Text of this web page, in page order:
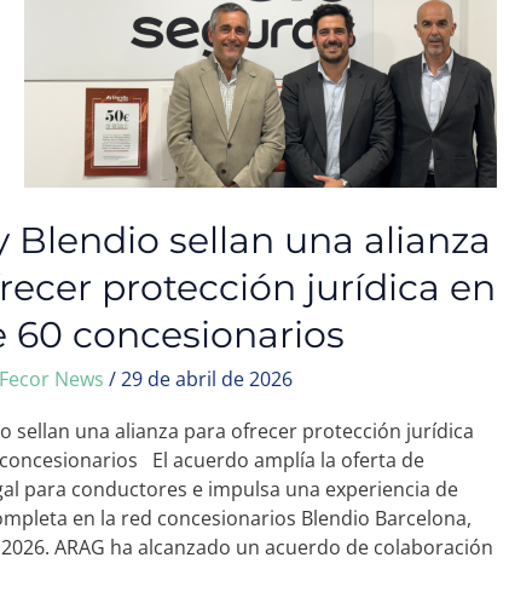
Blendio sellan una alianza
protección jurídica en
60 concesionarios
News /29 de abril de 2026
sellan una alianza para ofrecer protección jurídica
El acuerdo amplía la oferta de
para conductores e impulsa una experiencia de
en la red concesionarios Blendio Barcelona,
ARAG ha alcanzado un acuerdo de colaboración